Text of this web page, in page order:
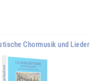
Chormusik und Lieder